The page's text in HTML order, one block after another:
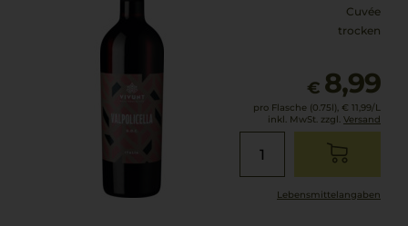
Cuvée
trocken
€ 8,99
pro Flasche (0.75l), € 11,99/L
inkl. MwSt. zzgl. Versand
Lebensmittel­angaben